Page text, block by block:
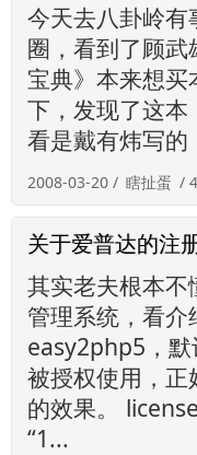
今天去八卦岭
圈，看到了顾
宝典》本来想
下，发现了这
看是戴有炜写
2008-03-20 / 瞎扯蛋 /
关于爱普达的注
其实老夫根本
管理系统，看
easy2php5，
被授权使用，
的效果。
“1...